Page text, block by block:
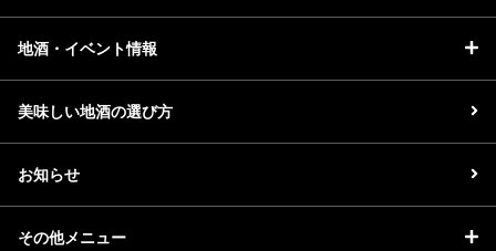
地酒・イベント情報
美味しい地酒の選び方
お知らせ
その他メニュー